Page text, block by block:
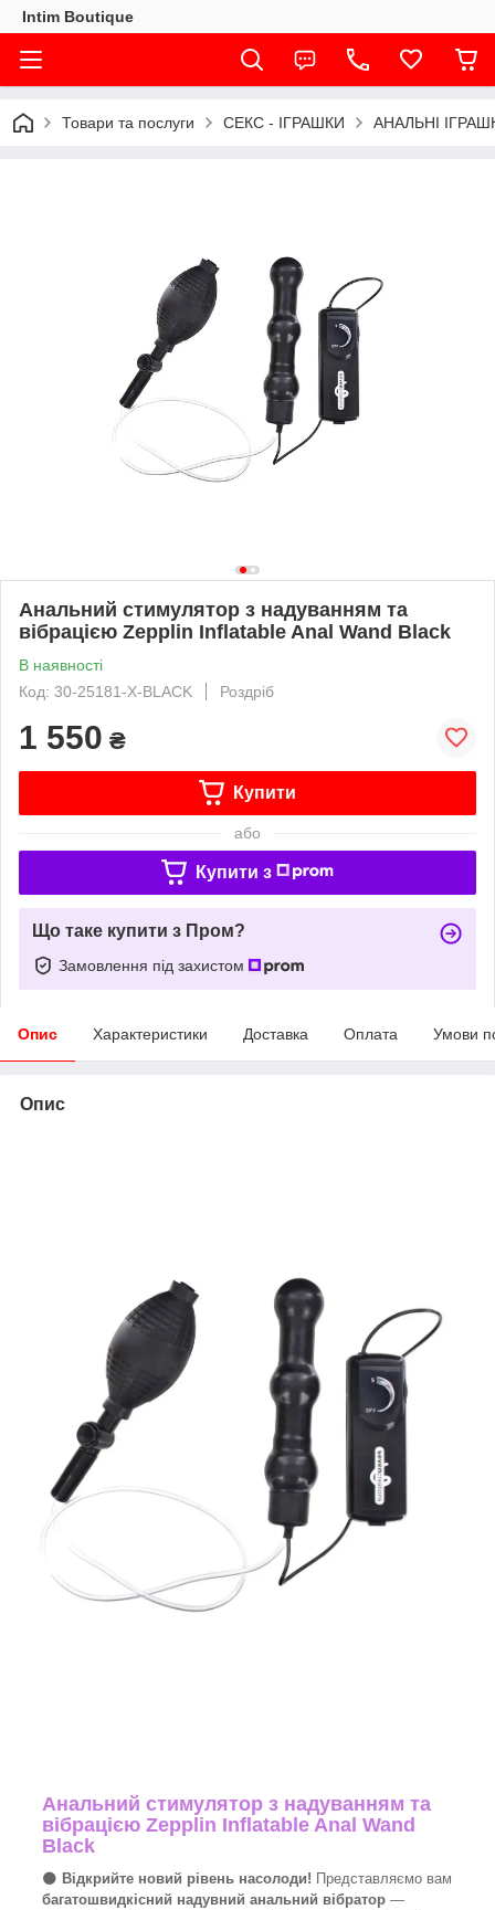
Intim Boutique
Товари та послуги СЕКС - ІГРАШКИ АНАЛЬНІ
Анальний стимулятор з надуванням та
вібрацією Zepplin Inflatable Anal Wand Black
В наявності
Код: 30-25181-X-BLACK
Роздріб
1 550 ₴
Купити
або
Купити з
Що таке купити з Пром?
Замовлення під захистом
Опис Характеристики Доставка Оплата Умови
Опис
Анальний стимулятор з надуванням та
вібрацією Zepplin Inflatable Anal Wand
Black
🌑 Відкрийте новий рівень насолоди! Представляємо вам
багатошвидкісний надувний анальний вібратор —